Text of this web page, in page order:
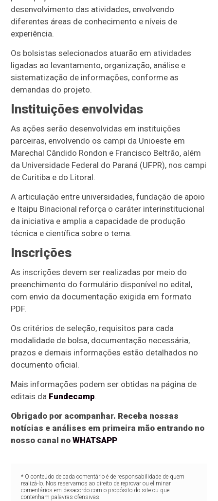
desenvolvimento das atividades, envolvendo
diferentes áreas de conhecimento e níveis de
experiência.
Os bolsistas selecionados atuarão em atividades
ligadas ao levantamento, organização, análise e
sistematização de informações, conforme as
demandas do projeto.
Instituições envolvidas
As ações serão desenvolvidas em instituições
parceiras, envolvendo os campi da Unioeste em
Marechal Cândido Rondon e Francisco Beltrão, além
da Universidade Federal do Paraná (UFPR), nos campi
de Curitiba e do Litoral.
A articulação entre universidades, fundação de apoio
e Itaipu Binacional reforça o caráter interinstitucional
da iniciativa e amplia a capacidade de produção
técnica e científica sobre o tema.
Inscrições
As inscrições devem ser realizadas por meio do
preenchimento do formulário disponível no edital,
com envio da documentação exigida em formato
PDF.
Os critérios de seleção, requisitos para cada
modalidade de bolsa, documentação necessária,
prazos e demais informações estão detalhados no
documento oficial.
Mais informações podem ser obtidas na página de
editais da Fundecamp.
Obrigado por acompanhar. Receba nossas
notícias e análises em primeira mão entrando no
nosso canal noWHATSAPP
* O conteúdo de cada comentário é de responsabilidade de quem
realizá-lo. Nos reservamos ao direito de reprovar ou eliminar
comentários em desacordo com o propósito do site ou que
contenham palavras ofensivas.